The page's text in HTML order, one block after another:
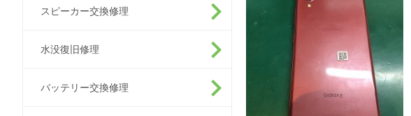
スピーカー交換修理
水没復旧修理
バッテリー交換修理